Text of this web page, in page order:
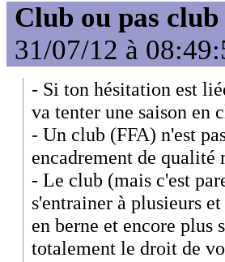
Club ou pas club
31/07/12 à
- Si ton hésitation est
va tenter une saison en
- Un club (FFA) n'est
encadrement de
- Le club (mais c'est
s'entrainer à plusieurs
en berne et encore plus
totalement le droit de